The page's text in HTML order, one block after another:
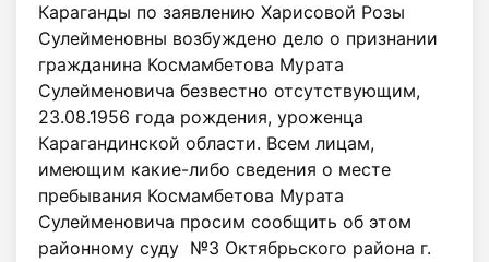
Караганды по заявлению Харисовой Розы
Сулейменовны возбуждено дело о признании
гражданина Космамбетова Мурата
Сулейменовича безвестно отсутствующим,
23.08.1956 года рождения, уроженца
Карагандинской области. Всем лицам,
имеющим какие-либо сведения о месте
пребывания Космамбетова Мурата
Сулейменовича просим сообщить об этом
районному суду  №3 Октябрьского района г.